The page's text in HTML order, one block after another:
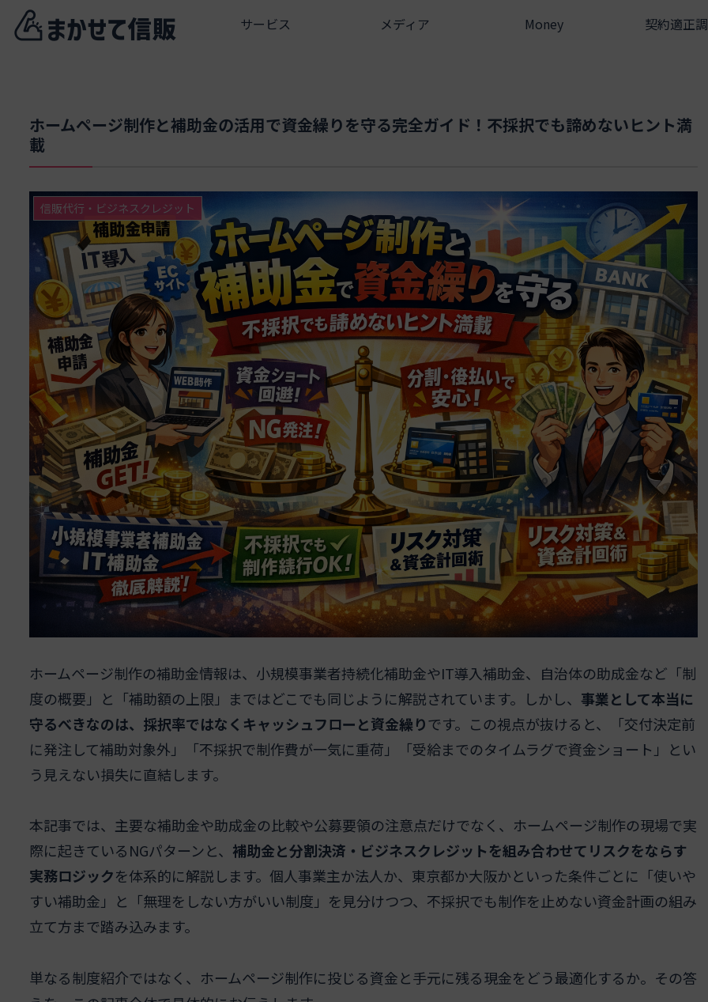
サービス メディア Money 契約適正
ホームページ制作と補助金の活用で資金繰りを守る完全ガイド！不採択でも諦めないヒント満
載
信販代行・ビジネスクレジット
ホームページ制作の補助金情報は、小規模事業者持続化補助金やIT導入補助金、自治体の助成金など「制
度の概要」と「補助額の上限」まではどこでも同じように解説されています。しかし、 事業として本当に
守るべきなのは、採択率ではなくキャッシュフローと資金繰りです。この視点が抜けると、「交付決定前
に発注して補助対象外」「不採択で制作費が一気に重荷」「受給までのタイムラグで資金ショート」とい
う見えない損失に直結します。
本記事では、主要な補助金や助成金の比較や公募要領の注意点だけでなく、ホームページ制作の現場で実
際に起きているNGパターンと、 補助金と分割決済・ビジネスクレジットを組み合わせてリスクをならす
実務ロジックを体系的に解説します。個人事業主か法人か、東京都か大阪かといった条件ごとに「使いや
すい補助金」と「無理をしない方がいい制度」を見分けつつ、不採択でも制作を止めない資金計画の組み
立て方まで踏み込みます。
単なる制度紹介ではなく、ホームページ制作に投じる資金と手元に残る現金をどう最適化するか。その答